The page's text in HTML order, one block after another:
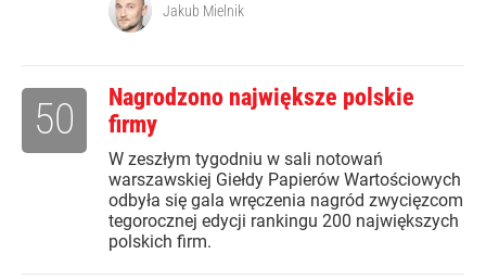
Jakub Mielnik
Nagrodzono największe polskie
firmy
W zeszłym tygodniu w sali notowań
warszawskiej Giełdy Papierów Wartościowych
odbyła się gala wręczenia nagród zwycięzcom
tegorocznej edycji rankingu 200 największych
polskich firm.
50